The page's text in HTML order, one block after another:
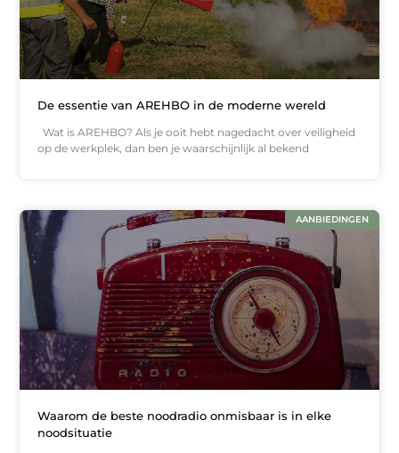
De essentie van AREHBO in de moderne wereld
Wat is AREHBO? Als je ooit hebt nagedacht over veiligheid
op de werkplek, dan ben je waarschijnlijk al bekend
AANBIEDINGEN
Waarom de beste noodradio onmisbaar is in elke
noodsituatie